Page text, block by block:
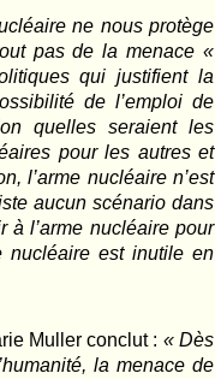
ne nous protège
pas de la menace «
qui justifient la
de l’emploi de
quelles seraient les
pour les autres et
l’arme nucléaire n’est
aucun scénario dans
à l’arme nucléaire pour
nucléaire est inutile en
Muller conclut : « Dès
la menace de